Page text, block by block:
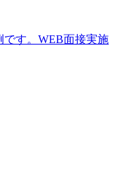
す。WEB面接実施